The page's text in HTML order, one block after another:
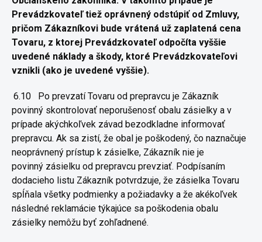
Prevádzkovateľ tiež oprávnený odstúpiť od Zmluvy,
pričom Zákazníkovi bude vrátená už zaplatená cena
Tovaru, z ktorej Prevádzkovateľ odpočíta vyššie
uvedené náklady a škody, ktoré Prevádzkovateľovi
vznikli (ako je uvedené vyššie).
6.10
Po prevzatí Tovaru od prepravcu je Zákazník
povinný skontrolovať neporušenosť obalu zásielky a v
prípade akýchkoľvek závad bezodkladne informovať
prepravcu. Ak sa zistí, že obal je poškodený, čo naznačuje
neoprávnený prístup k zásielke, Zákazník nie je
povinný zásielku od prepravcu prevziať. Podpísaním
dodacieho listu Zákazník potvrdzuje, že zásielka Tovaru
spĺňala všetky podmienky a požiadavky a že akékoľvek
následné reklamácie týkajúce sa poškodenia obalu
zásielky nemôžu byť zohľadnené.